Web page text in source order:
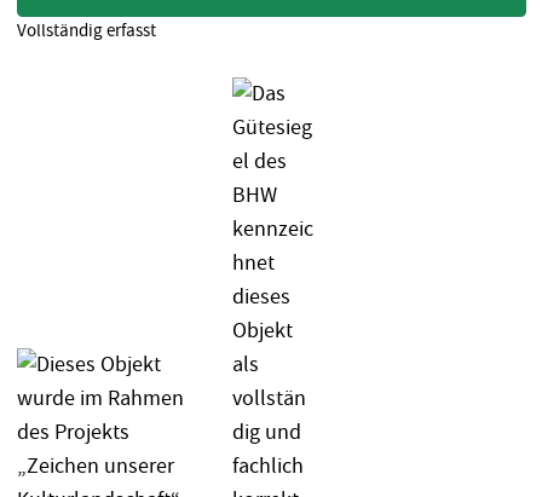
Vollständig erfasst